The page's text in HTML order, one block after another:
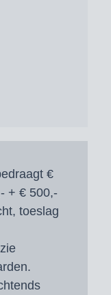
€
+ € 500,-
toeslag